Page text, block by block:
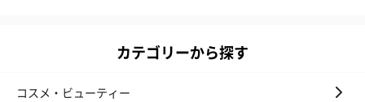
カテゴリーから探す
コスメ・ビューティー